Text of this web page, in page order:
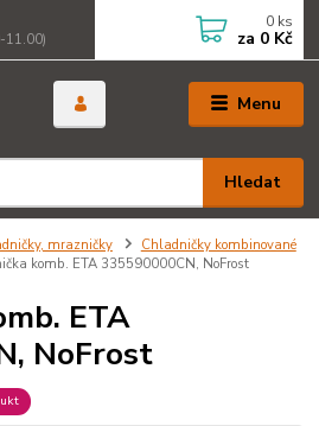
Menu
Hledat
11.00)
0 ks
za 0 Kč
mrazničky
Chladničky kombinované
komb. ETA 335590000CN, NoFrost
ETA
NoFrost